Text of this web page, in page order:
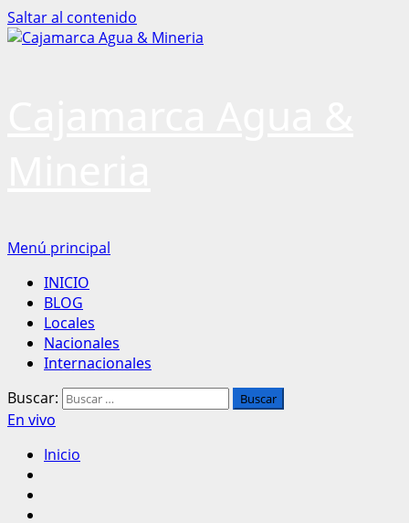
Saltar al contenido
Menú principal
INICIO
BLOG
Locales
Nacionales
Internacionales
Buscar:
En vivo
Inicio